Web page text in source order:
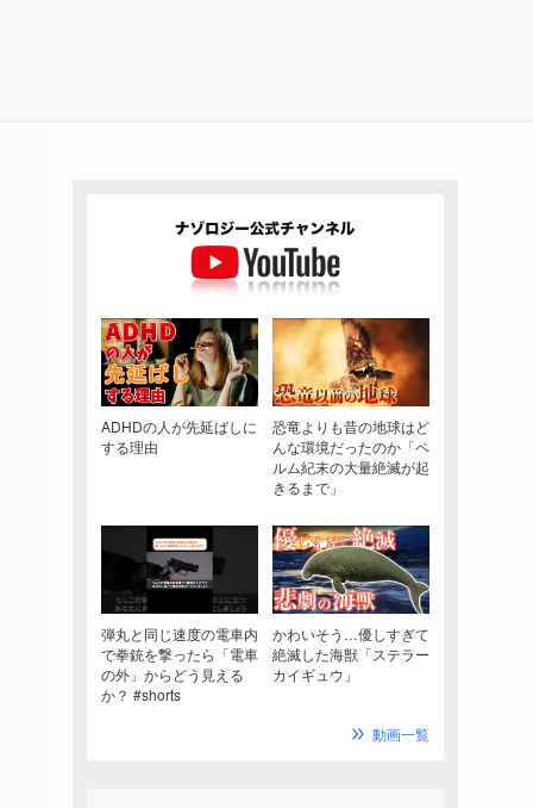
ADHDの人が先延ばしに
する理由
恐竜よりも昔の地球はど
んな環境だったのか「ペ
ルム紀末の大量絶滅が起
きるまで」
弾丸と同じ速度の電車内
で拳銃を撃ったら「電車
の外」からどう見える
か？ #shorts
かわいそう…優しすぎて
絶滅した海獣「ステラー
カイギュウ」
動画一覧